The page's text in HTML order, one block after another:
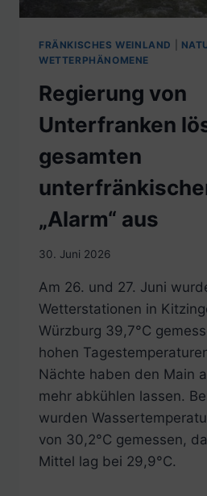
FRÄNKISCHES WEINLAND
WETTERPHÄNOMENE
Regierung von
Unterfranken
gesamten
„Alarm“ aus
30. Juni 2026
Am 26. und 27. Juni
Wetterstationen in
Würzburg 39,7°C
hohen
Nächte haben den Main
mehr abkühlen lassen.
wurden
von 30,2°C gemessen,
Mittel lag bei 29,9°C.